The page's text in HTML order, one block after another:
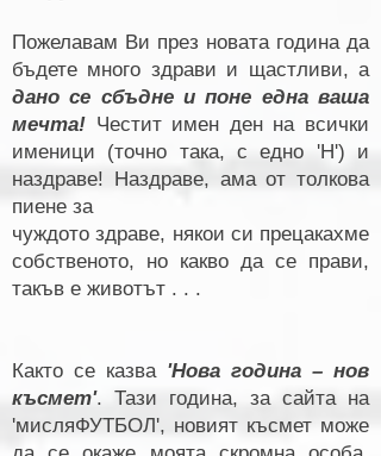
Пожелавам Ви през новата година да
бъдете много здрави и щастливи, а
дано се сбъдне и поне една ваша
мечта! Честит имен ден на всички
именици (точно така, с едно 'Н') и
наздраве! Наздраве, ама от толкова
пиене за
чуждото здраве, някои си прецакахме
собственото, но какво да се прави,
такъв е животът . . .
Както се казва 'Нова година – нов
късмет'. Тази година, за сайта на
'мисляФУТБОЛ', новият късмет може